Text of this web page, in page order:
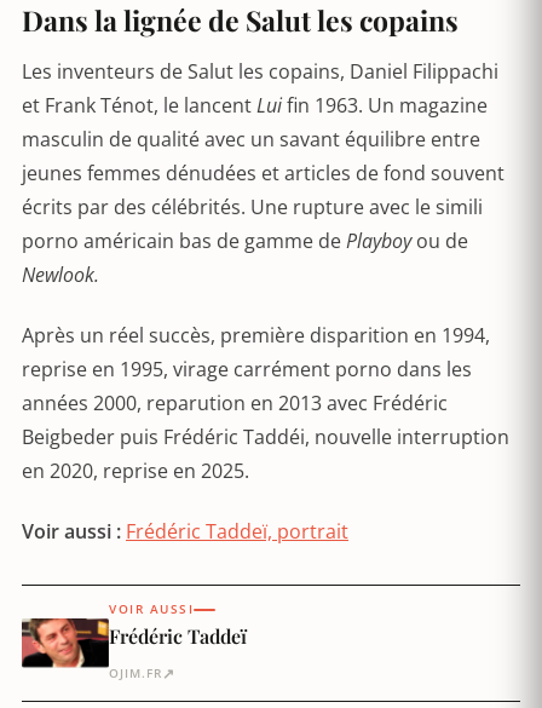
Dans la lignée de Salut les copains
Les inventeurs de Salut les copains, Daniel Filippachi
et Frank Ténot, le lancentLuifin 1963. Un magazine
masculin de qualité avec un savant équilibre entre
jeunes femmes dénudées et articles de fond souvent
écrits par des célébrités. Une rupture avec le simili
porno américain bas de gamme dePlayboyou de
Newlook.
Après un réel succès, première disparition en 1994,
reprise en 1995, virage carrément porno dans les
années 2000, reparution en 2013 avec Frédéric
Beigbeder puis Frédéric Taddéi, nouvelle interruption
en 2020, reprise en 2025.
Voir aussi : Frédéric Taddeï, portrait
VOIR AUSSI
Frédéric Taddeï
OJIM.FR ↗